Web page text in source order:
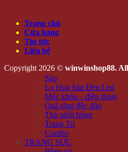
Trang chủ
Cửa hàng
Tin tức
Liên hệ
Copyright 2026 © winwinshop88.
Sáp
Lọ Hoa Sáp Đèn Led
Móc khóa – điện thoại
Quà tặng độc đáo
Thú nhồi bông
Trang Trí
Combo
TRANG SỨC